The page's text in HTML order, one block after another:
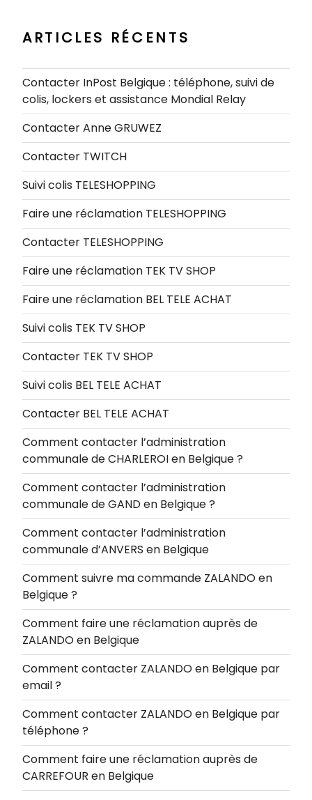
ARTICLES RÉCENTS
Contacter InPost Belgique : téléphone, suivi de
colis, lockers et assistance Mondial Relay
Contacter Anne GRUWEZ
Contacter TWITCH
Suivi colis TELESHOPPING
Faire une réclamation TELESHOPPING
Contacter TELESHOPPING
Faire une réclamation TEK TV SHOP
Faire une réclamation BEL TELE ACHAT
Suivi colis TEK TV SHOP
Contacter TEK TV SHOP
Suivi colis BEL TELE ACHAT
Contacter BEL TELE ACHAT
Comment contacter l’administration
communale de CHARLEROI en Belgique ?
Comment contacter l’administration
communale de GAND en Belgique ?
Comment contacter l’administration
communale d’ANVERS en Belgique
Comment suivre ma commande ZALANDO en
Belgique ?
Comment faire une réclamation auprès de
ZALANDO en Belgique
Comment contacter ZALANDO en Belgique par
email ?
Comment contacter ZALANDO en Belgique par
téléphone ?
Comment faire une réclamation auprès de
CARREFOUR en Belgique